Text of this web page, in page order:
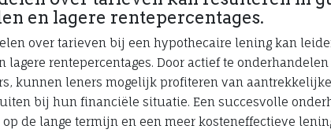
en lagere rentepercentages.
over tarieven bij een hypothecaire lening kan
lagere rentepercentages. Door actief te
kunnen leners mogelijk profiteren van
bij hun financiële situatie. Een succesvolle
de lange termijn en een meer kosteneffectieve